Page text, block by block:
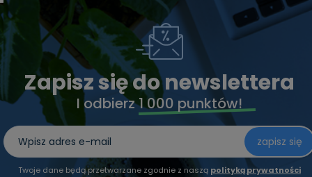
Zapisz się do newslettera
I odbierz1 000 punktów!
zapisz się
Twoje dane będą przetwarzane zgodnie z naszą polityką prywatności